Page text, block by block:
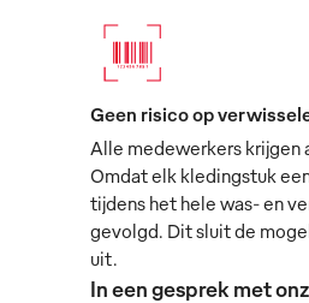
Geen risico op
Alle medewerkers krijgen
Omdat elk kledingstuk
tijdens het hele was- en
gevolgd. Dit sluit de
uit.
In een gesprek met